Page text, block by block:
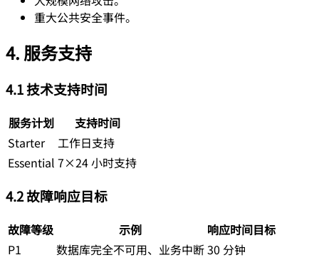
重大公共安全事件。
4. 服务支持
4.1 技术支持时间
服务计划
支持时间
Starter
工作日支持
Essential 7×24 小时支持
4.2 故障响应目标
故障等级 示例
响应时间目标
P1
数据库完全不可用、业务中断30 分钟